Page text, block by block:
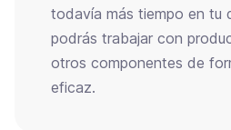
todavía más tiempo en tu
podrás trabajar con
otros componentes de
eficaz.